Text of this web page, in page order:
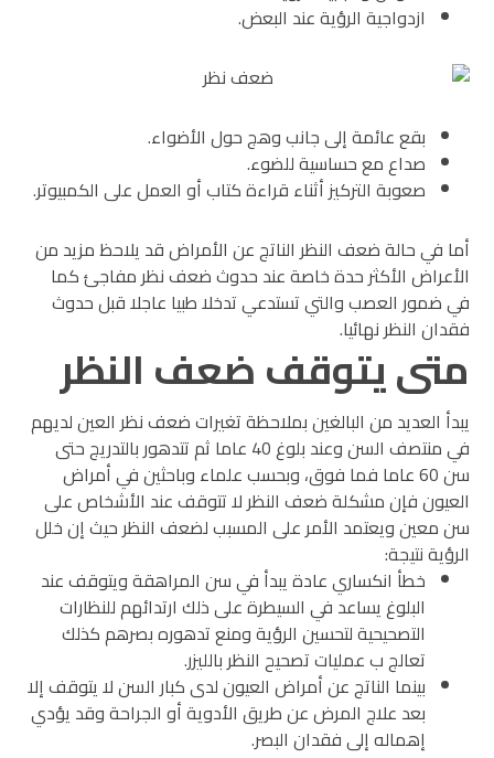
ازدواجية الرؤية عند البعض.
بقع عائمة إلى جانب وهج حول الأضواء.
صداع مع حساسية للضوء.
صعوبة التركيز أثناء قراءة كتاب أو العمل على الكمبيوتر.
أما في حالة ضعف النظر الناتج عن الأمراض قد يلاحظ مزيد من
الأعراض الأكثر حدة خاصة عند حدوث ضعف نظر مفاجئ كما
في ضمور العصب والتي تستدعي تدخلا طبيا عاجلا قبل حدوث
فقدان النظر نهائيا.
متى يتوقف ضعف النظر
يبدأ العديد من البالغين بملاحظة تغيرات ضعف نظر العين لديهم
في منتصف السن وعند بلوغ 40 عاما ثم تتدهور بالتدريج حتى
سن 60 عاما فما فوق، وبحسب علماء وباحثين في أمراض
العيون فإن مشكلة ضعف النظر لا تتوقف عند الأشخاص على
سن معين ويعتمد الأمر على المسبب لضعف النظر حيث إن خلل
الرؤية نتيجة:
خطأ انكساري عادة يبدأ في سن المراهقة ويتوقف عند
البلوغ يساعد في السيطرة على ذلك ارتدائهم للنظارات
التصحيحية لتحسين الرؤية ومنع تدهوره بصرهم كذلك
تعالج ب عمليات تصحيح النظر بالليزر.
بينما الناتج عن أمراض العيون لدى كبار السن لا يتوقف إلا
بعد علاج المرض عن طريق الأدوية أو الجراحة وقد يؤدي
إهماله إلى فقدان البصر.